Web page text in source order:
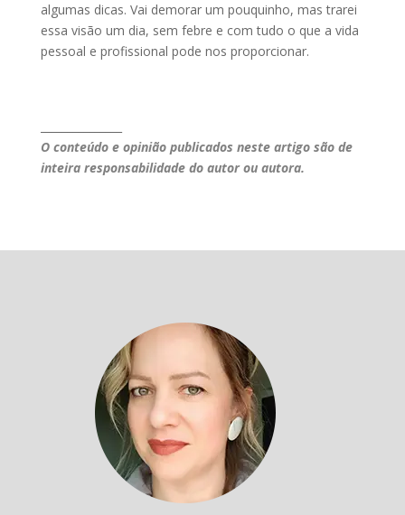
algumas dicas. Vai demorar um pouquinho, mas trarei
essa visão um dia, sem febre e com tudo o que a vida
pessoal e profissional pode nos proporcionar.
O conteúdo e opinião publicados neste artigo são de
inteira responsabilidade do autor ou autora.